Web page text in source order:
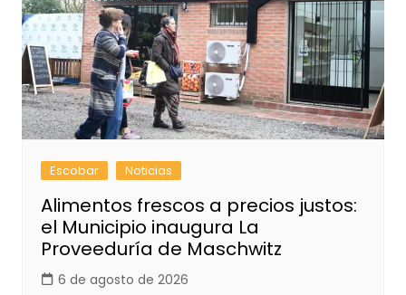
Escobar Noticias
Alimentos frescos a precios justos:
el Municipio inaugura La
Proveeduría de Maschwitz
6 de agosto de 2026